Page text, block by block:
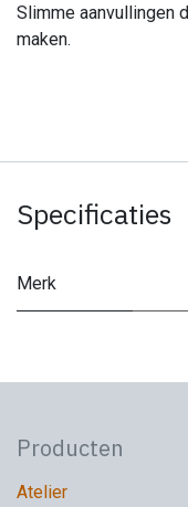
Slimme aanvullingen
maken.
Specificaties
Merk
Producten
Atelier